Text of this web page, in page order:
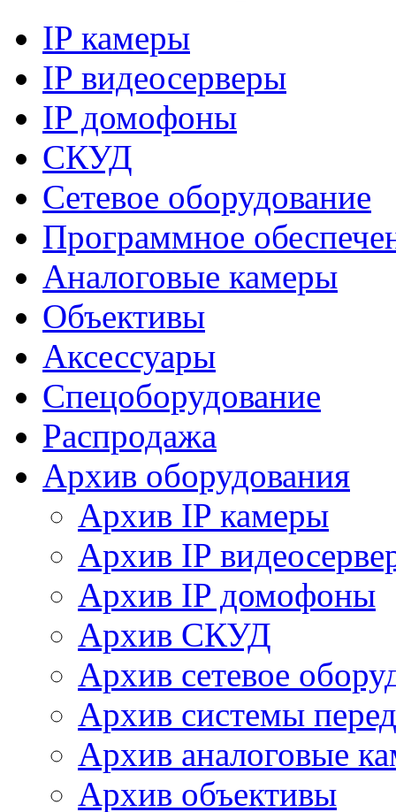
IP камеры
IP видеосерверы
IP домофоны
СКУД
Сетевое оборудование
Программное
Аналоговые камеры
Объективы
Аксессуары
Спецоборудование
Распродажа
Архив оборудования
Архив IP камеры
Архив IP
Архив IP домофоны
Архив СКУД
Архив сетевое
Архив системы
Архив аналоговые
Архив объективы